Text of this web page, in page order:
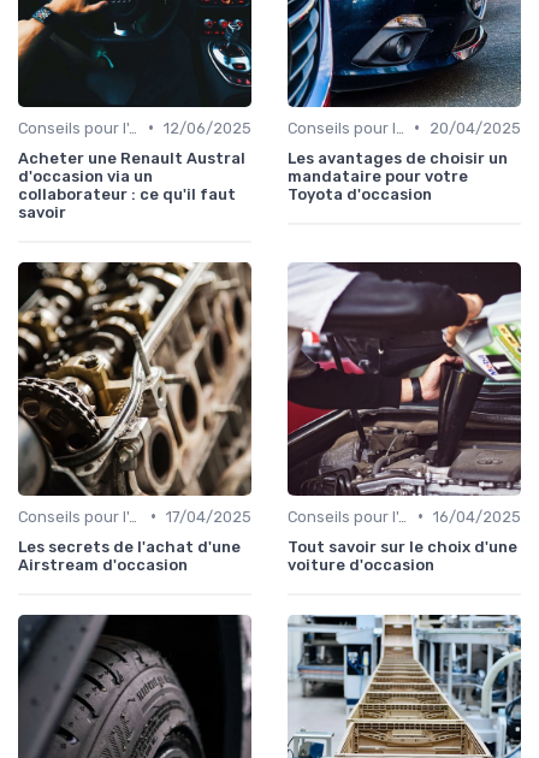
• 12/06/2025
Acheter une Renault Austral
d'occasion via un
collaborateur : ce qu'il faut
savoir
•
20/04/2025
Les avantages de choisir un
mandataire pour votre
Toyota d'occasion
• 17/04/2025
Les secrets de l'achat d'une
Airstream d'occasion
• 16/04/2025
Tout savoir sur le choix d'une
voiture d'occasion